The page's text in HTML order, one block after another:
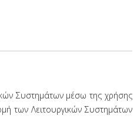
Συστημάτων μέσω της χρήσης
των Λειτουργικών Συστημάτων